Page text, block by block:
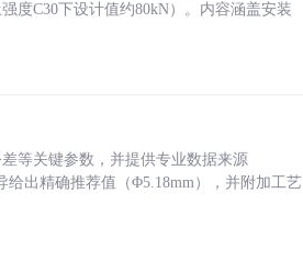
度C30下设计值约80kN）。内容涵盖安装
等关键参数，并提供专业数据来源
给出精确推荐值（Φ5.18mm），并附加工艺